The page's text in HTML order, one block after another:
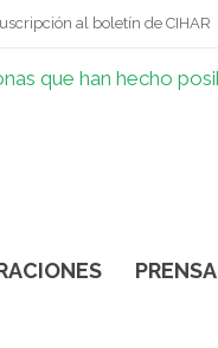
al boletín de CIHAR
PRENSA